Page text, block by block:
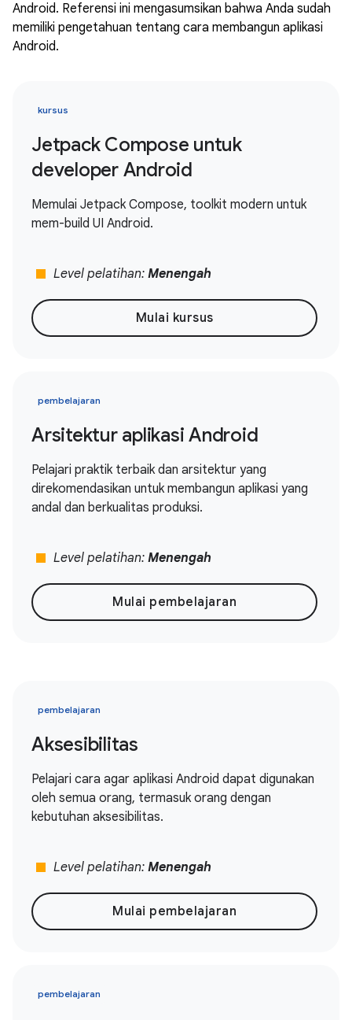
Android. Referensi ini mengasumsikan bahwa Anda sudah
memiliki pengetahuan tentang cara membangun aplikasi
Android.
kursus
Jetpack Compose untuk
developer Android
Memulai Jetpack Compose, toolkit modern untuk
mem-build UI Android.
stop Level pelatihan: Menengah
Mulai kursus
pembelajaran
Arsitektur aplikasi Android
Pelajari praktik terbaik dan arsitektur yang
direkomendasikan untuk membangun aplikasi yang
andal dan berkualitas produksi.
stop Level pelatihan: Menengah
Mulai pembelajaran
pembelajaran
Aksesibilitas
Pelajari cara agar aplikasi Android dapat digunakan
oleh semua orang, termasuk orang dengan
kebutuhan aksesibilitas.
stop Level pelatihan: Menengah
Mulai pembelajaran
pembelajaran